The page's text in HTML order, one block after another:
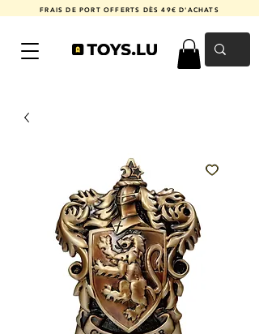
FRAIS DE PORT OFFERTS DÈS 49€ D'ACHATS